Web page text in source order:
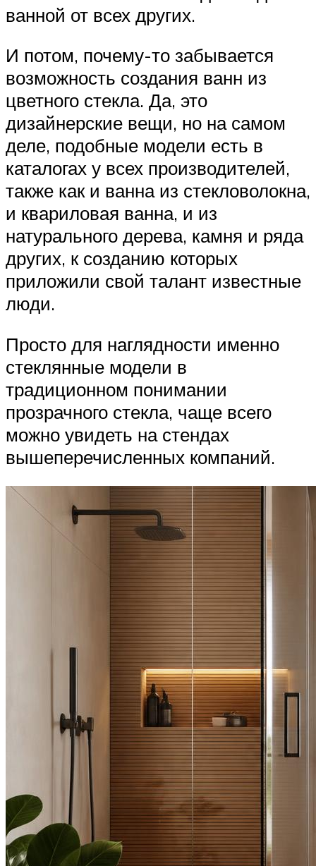
ванной от всех других.
И потом, почему-то забывается
возможность создания ванн из
цветного стекла. Да, это
дизайнерские вещи, но на самом
деле, подобные модели есть в
каталогах у всех производителей,
также как и ванна из стекловолокна,
и квариловая ванна, и из
натурального дерева, камня и ряда
других, к созданию которых
приложили свой талант известные
люди.
Просто для наглядности именно
стеклянные модели в
традиционном понимании
прозрачного стекла, чаще всего
можно увидеть на стендах
вышеперечисленных компаний.